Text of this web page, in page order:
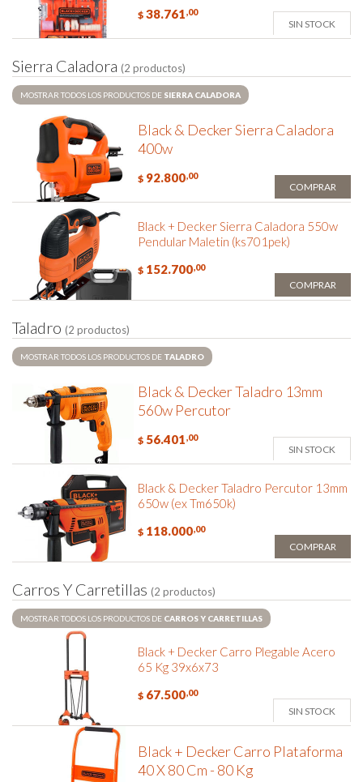
$ 38.761,00
SIN STOCK
Sierra Caladora (2 productos)
MOSTRAR TODOS LOS PRODUCTOS DE SIERRA CALADORA
Black & Decker Sierra Caladora
400w
$ 92.800,00
COMPRAR
Black + Decker Sierra Caladora 550w
Pendular Maletin (ks701pek)
$ 152.700,00
COMPRAR
Taladro (2 productos)
MOSTRAR TODOS LOS PRODUCTOS DE TALADRO
Black & Decker Taladro 13mm
560w Percutor
$ 56.401,00
SIN STOCK
Black & Decker Taladro Percutor 13mm
650w (ex Tm650k)
$ 118.000,00
COMPRAR
Carros Y Carretillas (2 productos)
MOSTRAR TODOS LOS PRODUCTOS DE CARROS Y CARRETILLAS
Black + Decker Carro Plegable Acero
65 Kg 39x6x73
$ 67.500,00
SIN STOCK
Black + Decker Carro Plataforma
40 X 80 Cm - 80 Kg